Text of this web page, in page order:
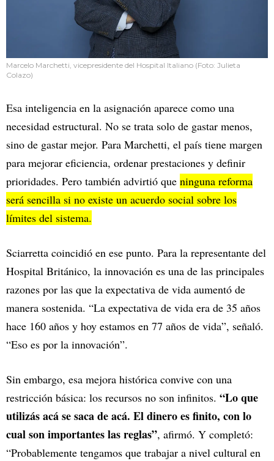
Marcelo Marchetti, vicepresidente del Hospital Italiano (Foto: Julieta
Colazo)
Esa inteligencia en la asignación aparece como una
necesidad estructural. No se trata solo de gastar menos,
sino de gastar mejor. Para Marchetti, el país tiene margen
para mejorar eficiencia, ordenar prestaciones y definir
prioridades. Pero también advirtió que ninguna reforma
será sencilla si no existe un acuerdo social sobre los
límites del sistema.
Sciarretta coincidió en ese punto. Para la representante del
Hospital Británico, la innovación es una de las principales
razones por las que la expectativa de vida aumentó de
manera sostenida. “La expectativa de vida era de 35 años
hace 160 años y hoy estamos en 77 años de vida”, señaló.
“Eso es por la innovación”.
Sin embargo, esa mejora histórica convive con una
restricción básica: los recursos no son infinitos. “Lo que
utilizás acá se saca de acá. El dinero es finito, con lo
cual son importantes las reglas”, afirmó. Y completó:
“Probablemente tengamos que trabajar a nivel cultural en